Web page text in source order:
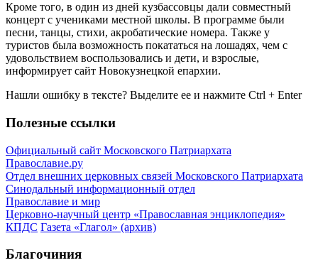
Кроме того, в один из дней кузбассовцы дали совместный
концерт с учениками местной школы. В программе были
песни, танцы, стихи, акробатические номера. Также у
туристов была возможность покататься на лошадях, чем с
удовольствием воспользовались и дети, и взрослые,
информирует сайт Новокузнецкой епархии.
Нашли ошибку в тексте? Выделите ее и нажмите Ctrl + Enter
Полезные ссылки
Официальный сайт Московского Патриархата
Православие.ру
Отдел внешних церковных связей Московского Патриархата
Синодальный информационный отдел
Православие и мир
Церковно-научный центр «Православная энциклопедия»
КПДС Газета «Глагол» (архив)
Благочиния